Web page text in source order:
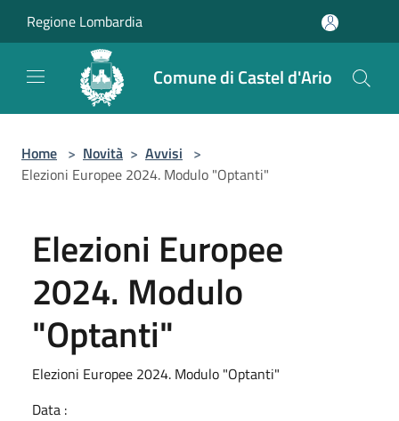
Regione Lombardia
Comune di Castel d'Ario
Home > Novità > Avvisi >
Elezioni Europee 2024. Modulo "Optanti"
Elezioni Europee
2024. Modulo
"Optanti"
Elezioni Europee 2024. Modulo "Optanti"
Data :